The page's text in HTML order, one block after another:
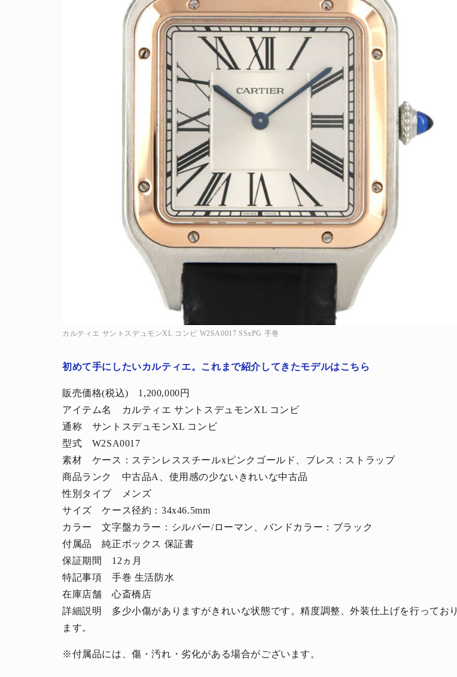
カルティエ サントスデュモンXL コンビ W2SA0017 SSxPG 手巻
初めて手にしたいカルティエ。これまで紹介してきたモデルはこちら
販売価格(税込) 1,200,000円
アイテム名 カルティエ サントスデュモンXL コンビ
通称 サントスデュモンXL コンビ
型式 W2SA0017
素材 ケース：ステンレススチールxピンクゴールド、ブレス：ストラップ
商品ランク 中古品A、使用感の少ないきれいな中古品
性別タイプ メンズ
サイズ ケース径約：34x46.5mm
カラー 文字盤カラー：シルバー/ローマン、バンドカラー：ブラック
付属品 純正ボックス 保証書
保証期間 12ヵ月
特記事項 手巻 生活防水
在庫店舗 心斎橋店
詳細説明 多少小傷がありますがきれいな状態です。精度調整、外装仕上げを行っており
ます。
※付属品には、傷・汚れ・劣化がある場合がございます。